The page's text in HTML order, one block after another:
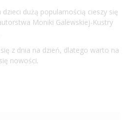
dużą popularnością cieszy się
Moniki Galewskiej-Kustry
z dnia na dzień, dlatego warto na
nowości.